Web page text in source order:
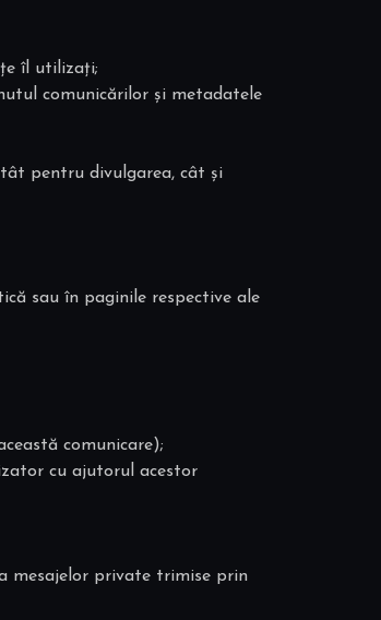
îl utilizați;
comunicărilor și metadatele
pentru divulgarea, cât și
sau în paginile respective ale
comunicare);
cu ajutorul acestor
mesajelor private trimise prin